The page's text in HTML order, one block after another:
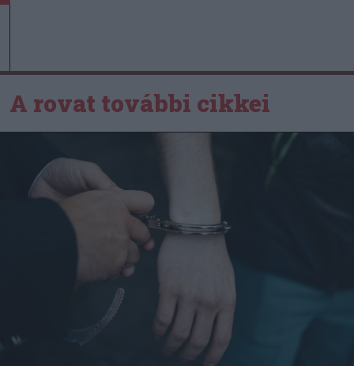
A rovat további cikkei